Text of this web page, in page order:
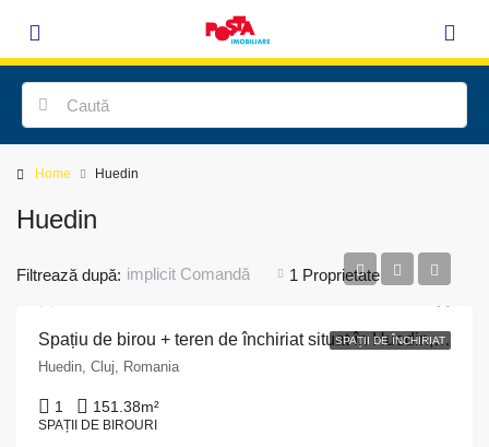
Home Huedin
Huedin
1 Proprietate
Filtrează după: implicit Comandă
SPAȚII DE ÎNCHIRIAT
Spațiu de birou + teren de închiriat situat în Huedin, str. Poștei, nr. 2, județul Cluj
Huedin, Cluj, Romania
1 151.38m²
SPAȚII DE BIROURI